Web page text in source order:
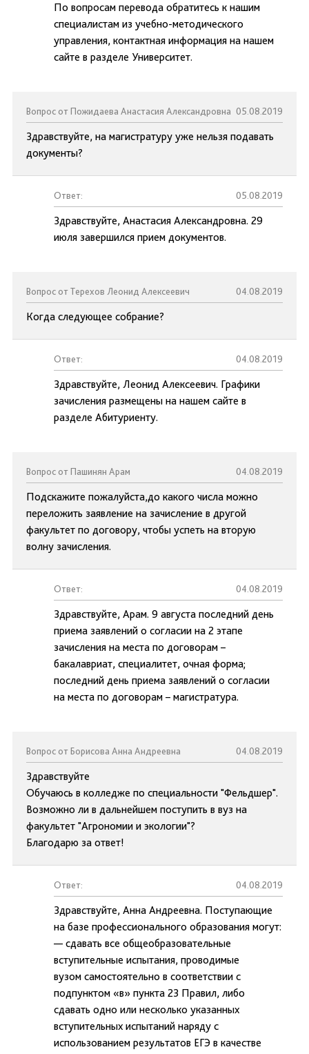
По вопросам перевода обратитесь к нашим
специалистам из учебно-методического
управления, контактная информация на нашем
сайте в разделе Университет.
Вопрос от Пожидаева Анастасия Александровна 05.08.2019
Здравствуйте, на магистратуру уже нельзя подавать
документы?
Ответ: 05.08.2019
Здравствуйте, Анастасия Александровна. 29
июля завершился прием документов.
Вопрос от Терехов Леонид Алексеевич 04.08.2019
Когда следующее собрание?
Ответ: 04.08.2019
Здравствуйте, Леонид Алексеевич. Графики
зачисления размещены на нашем сайте в
разделе Абитуриенту.
Вопрос от Пашинян Арам 04.08.2019
Подскажите пожалуйста,до какого числа можно
переложить заявление на зачисление в другой
факультет по договору, чтобы успеть на вторую
волну зачисления.
Ответ: 04.08.2019
Здравствуйте, Арам. 9 августа последний день
приема заявлений о согласии на 2 этапе
зачисления на места по договорам –
бакалавриат, специалитет, очная форма;
последний день приема заявлений о согласии
на места по договорам – магистратура.
Вопрос от Борисова Анна Андреевна 04.08.2019
Здравствуйте
Обучаюсь в колледже по специальности "Фельдшер".
Возможно ли в дальнейшем поступить в вуз на
факультет "Агрономии и экологии"?
Благодарю за ответ!
Ответ: 04.08.2019
Здравствуйте, Анна Андреевна. Поступающие
на базе профессионального образования могут:
— сдавать все общеобразовательные
вступительные испытания, проводимые
вузом самостоятельно в соответствии с
подпунктом «в» пункта 23 Правил, либо
сдавать одно или несколько указанных
вступительных испытаний наряду с
использованием результатов ЕГЭ в качестве